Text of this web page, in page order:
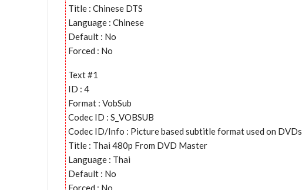
Title : Chinese DTS
Language : Chinese
Default : No
Forced : No
Text #1
ID : 4
Format : VobSub
Codec ID : S_VOBSUB
Codec ID/Info : Picture based subtitle format used on DVDs
Title : Thai 480p From DVD Master
Language : Thai
Default : No
Forced : No